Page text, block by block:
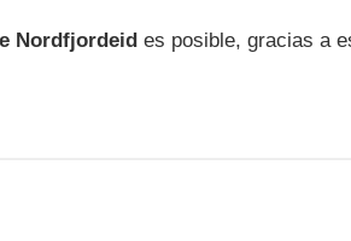
Nordfjordeid es posible, gracias a